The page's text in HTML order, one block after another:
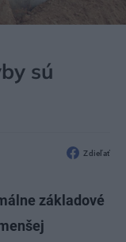
sú
Zdieľať
základové